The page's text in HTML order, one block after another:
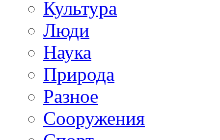
Культура
Люди
Наука
Природа
Разное
Сооружения